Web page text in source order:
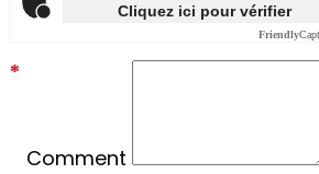
Cliquez ici pour vérifier
Friendly
Comment
*